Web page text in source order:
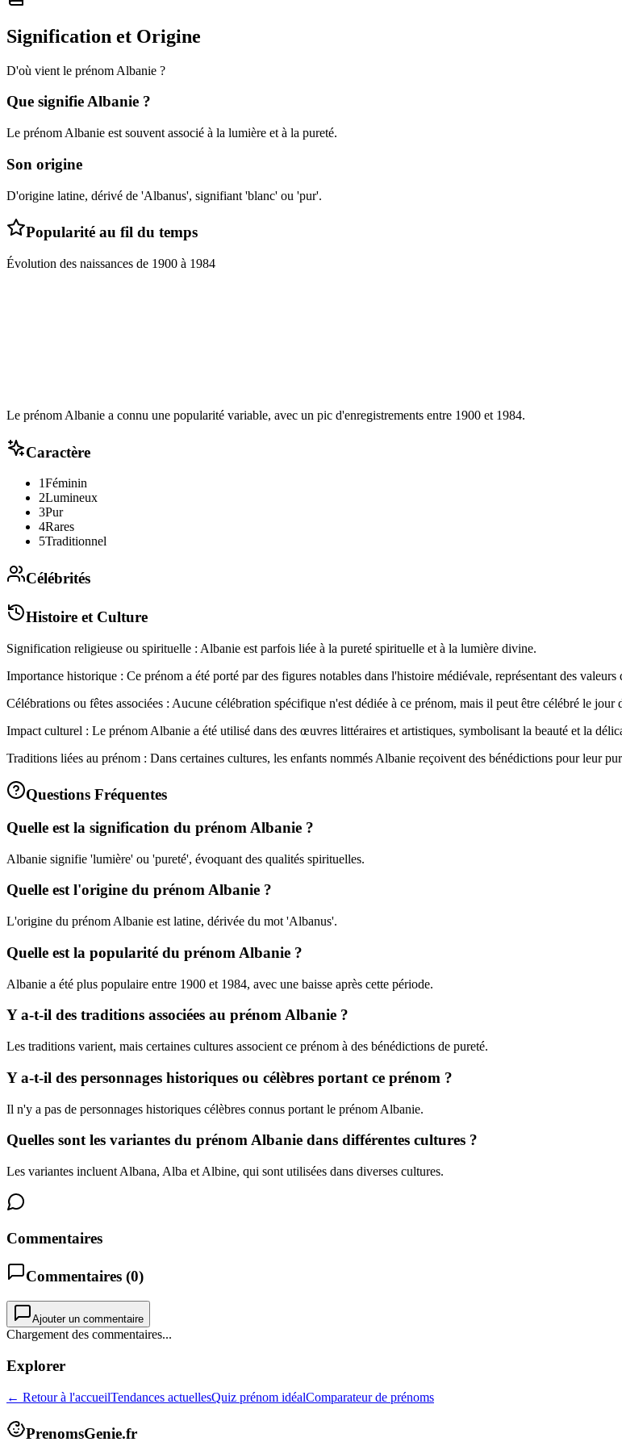
Signification et Origine
D'où vient le prénom Albanie ?
Que signifieAlbanie ?
Le prénom Albanie est souvent associé à la lumière et à la pureté.
Son origine
D'origine latine, dérivé de 'Albanus', signifiant 'blanc' ou 'pur'.
Popularité au fil du temps
Évolution des naissances de 1900 à 1984
Le prénom Albanie a connu une popularité variable, avec un pic d'enregistrements entre 1900 et 1984.
Caractère
1Féminin
2Lumineux
3Pur
4Rares
5Traditionnel
Célébrités
Histoire et Culture
Signification religieuse ou spirituelle : Albanie est parfois liée à la pureté spirituelle et à la lumière divine.
Importance historique : Ce prénom a été porté par des figures notables dans l'histoire médiévale, représentant des valeurs
Célébrations ou fêtes associées : Aucune célébration spécifique n'est dédiée à ce prénom, mais il peut être célébré le jour
Impact culturel : Le prénom Albanie a été utilisé dans des œuvres littéraires et artistiques, symbolisant la beauté et la
Traditions liées au prénom : Dans certaines cultures, les enfants nommés Albanie reçoivent des bénédictions pour leur
Questions Fréquentes
Quelle est la signification du prénom Albanie ?
Albanie signifie 'lumière' ou 'pureté', évoquant des qualités spirituelles.
Quelle est l'origine du prénom Albanie ?
L'origine du prénom Albanie est latine, dérivée du mot 'Albanus'.
Quelle est la popularité du prénom Albanie ?
Albanie a été plus populaire entre 1900 et 1984, avec une baisse après cette période.
Y a-t-il des traditions associées au prénom Albanie ?
Les traditions varient, mais certaines cultures associent ce prénom à des bénédictions de pureté.
Y a-t-il des personnages historiques ou célèbres portant ce prénom ?
Il n'y a pas de personnages historiques célèbres connus portant le prénom Albanie.
Quelles sont les variantes du prénom Albanie dans différentes cultures ?
Les variantes incluent Albana, Alba et Albine, qui sont utilisées dans diverses cultures.
Commentaires
Commentaires (0)
Ajouter un commentaire
Chargement des commentaires...
Explorer
← Retour à l'accueilTendances actuellesQuiz prénom idéalComparateur de prénoms
PrenomsGenie.fr